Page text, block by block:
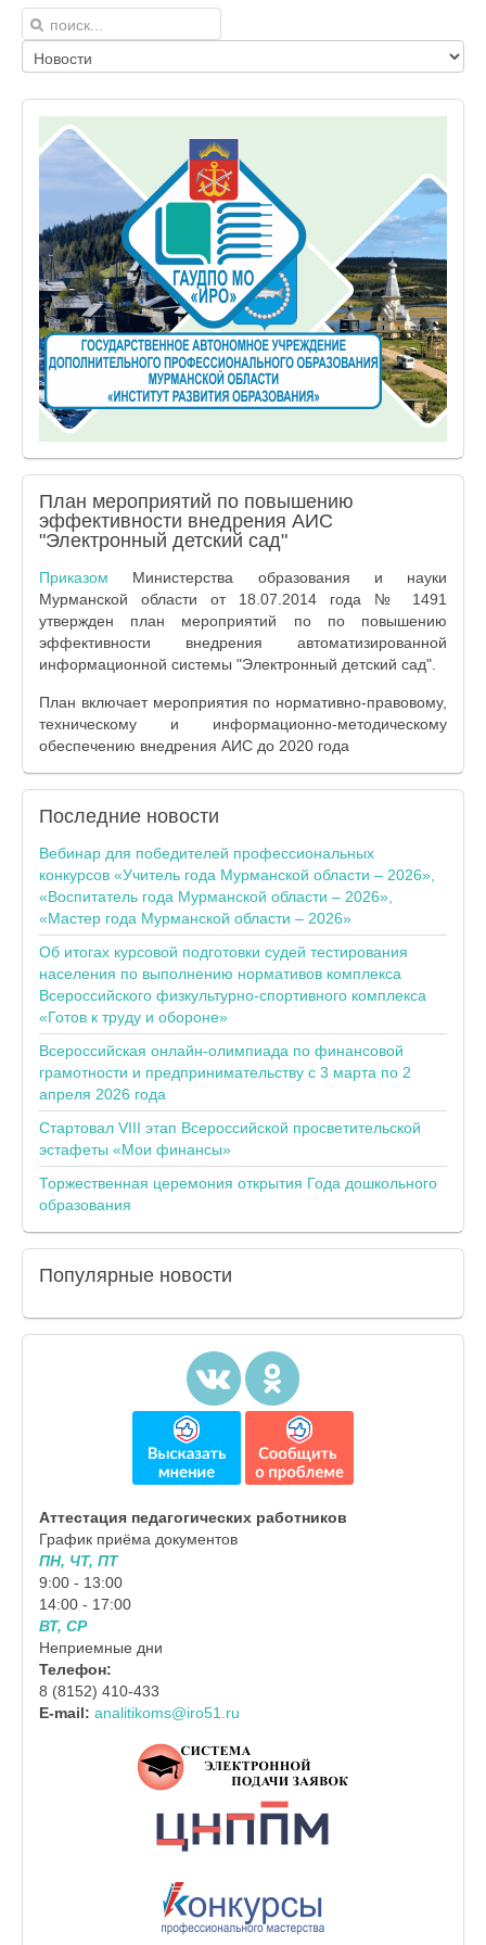
План мероприятий по повышению
эффективности внедрения АИС
"Электронный детский сад"
Приказом Министерства образования и науки
Мурманской области от 18.07.2014 года № 1491
утвержден план мероприятий по по повышению
эффективности внедрения автоматизированной
информационной системы "Электронный детский сад".
План включает мероприятия по нормативно-правовому,
техническому и информационно-методическому
обеспечению внедрения АИС до 2020 года
Последние новости
Вебинар для победителей профессиональных
конкурсов «Учитель года Мурманской области – 2026»,
«Воспитатель года Мурманской области – 2026»,
«Мастер года Мурманской области – 2026»
Об итогах курсовой подготовки судей тестирования
населения по выполнению нормативов комплекса
Всероссийского физкультурно-спортивного комплекса
«Готов к труду и обороне»
Всероссийская онлайн-олимпиада по финансовой
грамотности и предпринимательству с 3 марта по 2
апреля 2026 года
Стартовал VIII этап Всероссийской просветительской
эстафеты «Мои финансы»
Торжественная церемония открытия Года дошкольного
образования
Популярные новости
Аттестация педагогических работников
График приёма документов
ПН, ЧТ, ПТ
9:00 - 13:00
14:00 - 17:00
ВТ, СР
Неприемные дни
Телефон:
8 (8152) 410-433
E-mail: analitikoms@iro51.ru